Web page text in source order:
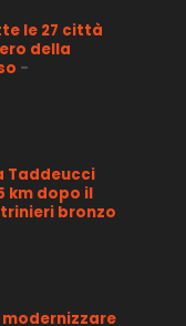
le 27 città
della
-
Taddeucci
km dopo il
bronzo